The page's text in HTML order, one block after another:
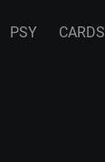
PSY CARDS